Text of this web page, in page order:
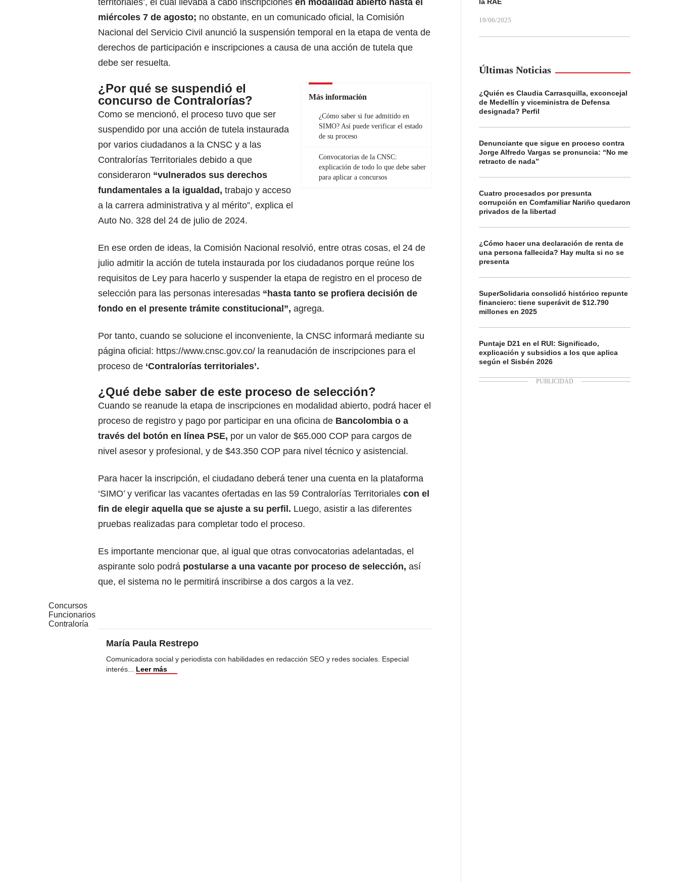
territoriales’, el cual llevaba a cabo inscripciones en modalidad abierto hasta el
miércoles 7 de agosto; no obstante, en un comunicado oficial, la Comisión
Nacional del Servicio Civil anunció la suspensión temporal en la etapa de venta de
derechos de participación e inscripciones a causa de una acción de tutela que
debe ser resuelta.
Más información
¿Cómo saber si fue admitido en
SIMO? Así puede verificar el estado
de su proceso
Convocatorias de la CNSC:
explicación de todo lo que debe saber
para aplicar a concursos
¿Por qué se suspendió el
concurso de Contralorías?
Como se mencionó, el proceso tuvo que ser
suspendido por una acción de tutela instaurada
por varios ciudadanos a la CNSC y a las
Contralorías Territoriales debido a que
consideraron “vulnerados sus derechos
fundamentales a la igualdad, trabajo y acceso
a la carrera administrativa y al mérito”, explica el
Auto No. 328 del 24 de julio de 2024.
En ese orden de ideas, la Comisión Nacional resolvió, entre otras cosas, el 24 de
julio admitir la acción de tutela instaurada por los ciudadanos porque reúne los
requisitos de Ley para hacerlo y suspender la etapa de registro en el proceso de
selección para las personas interesadas “hasta tanto se profiera decisión de
fondo en el presente trámite constitucional”, agrega.
Por tanto, cuando se solucione el inconveniente, la CNSC informará mediante su
página oficial: https://www.cnsc.gov.co/ la reanudación de inscripciones para el
proceso de ‘Contralorías territoriales’.
¿Qué debe saber de este proceso de selección?
Cuando se reanude la etapa de inscripciones en modalidad abierto, podrá hacer el
proceso de registro y pago por participar en una oficina de Bancolombia o a
través del botón en línea PSE, por un valor de $65.000 COP para cargos de
nivel asesor y profesional, y de $43.350 COP para nivel técnico y asistencial.
Para hacer la inscripción, el ciudadano deberá tener una cuenta en la plataforma
‘SIMO’ y verificar las vacantes ofertadas en las 59 Contralorías Territoriales con el
fin de elegir aquella que se ajuste a su perfil. Luego, asistir a las diferentes
pruebas realizadas para completar todo el proceso.
Es importante mencionar que, al igual que otras convocatorias adelantadas, el
aspirante solo podrá postularse a una vacante por proceso de selección, así
que, el sistema no le permitirá inscribirse a dos cargos a la vez.
Concursos
Funcionarios
Contraloría
María Paula Restrepo
Comunicadora social y periodista con habilidades en redacción SEO y redes sociales. Especial
interés... Leer más
19/06/2025
Últimas Noticias
¿Quién es Claudia Carrasquilla, exconcejal
de Medellín y viceministra de Defensa
designada? Perfil
Denunciante que sigue en proceso contra
Jorge Alfredo Vargas se pronuncia: “No me
retracto de nada”
Cuatro procesados por presunta
corrupción en Comfamiliar Nariño quedaron
privados de la libertad
¿Cómo hacer una declaración de renta de
una persona fallecida? Hay multa si no se
presenta
SuperSolidaria consolidó histórico repunte
financiero: tiene superávit de $12.790
millones en 2025
Puntaje D21 en el RUI: Significado,
explicación y subsidios a los que aplica
según el Sisbén 2026